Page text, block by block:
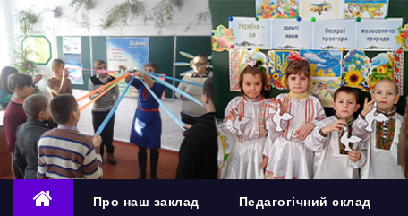
р
е
й
т
Про наш заклад Педагогічний склад